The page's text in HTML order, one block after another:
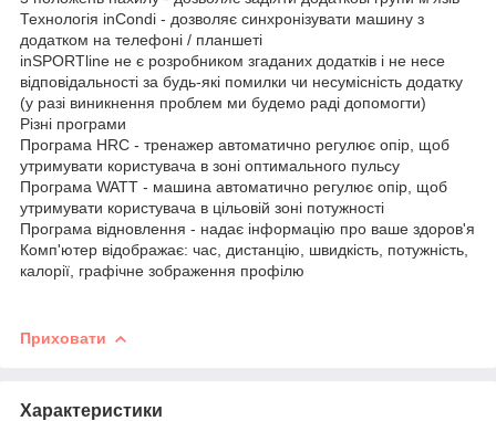
Технологія inCondi - дозволяє синхронізувати машину з
додатком на телефоні / планшеті
inSPORTline не є розробником згаданих додатків і не несе
відповідальності за будь-які помилки чи несумісність додатку
(у разі виникнення проблем ми будемо раді допомогти)
Різні програми
Програма HRC - тренажер автоматично регулює опір, щоб
утримувати користувача в зоні оптимального пульсу
Програма WATT - машина автоматично регулює опір, щоб
утримувати користувача в цільовій зоні потужності
Програма відновлення - надає інформацію про ваше здоров'я
Комп'ютер відображає: час, дистанцію, швидкість, потужність,
калорії, графічне зображення профілю
Приховати
Характеристики